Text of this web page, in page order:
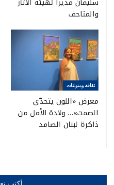
والمتاحف
ثقافة ومنوعات
معرض «اللون يتحدّى
الصمت»… ولادة الأمل من
ذاكرة لبنان الصامد